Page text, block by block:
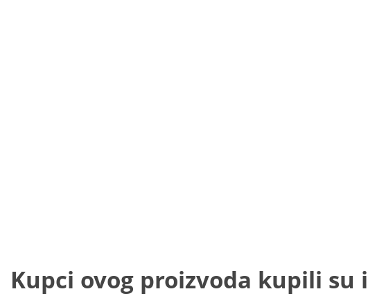
Kupci ovog proizvoda kupili su